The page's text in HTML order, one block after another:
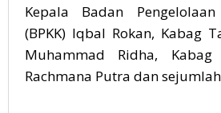
Kepala Badan
(BPKK) Iqbal Rokan, Kabag
Muhammad Ridha,
Rachmana Putra dan